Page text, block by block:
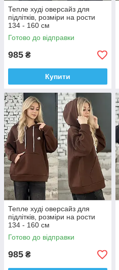
Тепле худі оверсайз для
підлітків, розміри на рости
134 - 160 см
Готово до відправки
985 ₴
Купити
Тепле худі оверсайз для
підлітків, розміри на рости
134 - 160 см
Готово до відправки
985 ₴